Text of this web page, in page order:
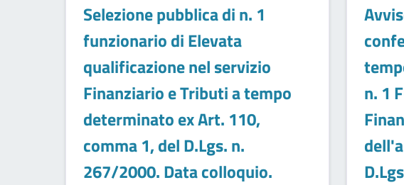
Selezione pubblica di n. 1
funzionario di Elevata
qualificazione nel servizio
Finanziario e Tributi a tempo
determinato ex Art. 110,
comma 1, del D.Lgs. n.
267/2000. Data colloquio.
n. 1